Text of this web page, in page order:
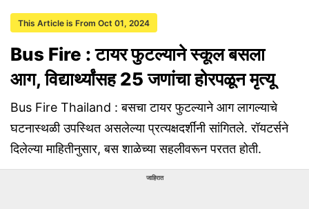
This Article is From Oct 01, 2024
Bus Fire : टायर फुटल्याने स्कूल बसला
आग, विद्यार्थ्यांसह 25 जणांचा होरपळून मृत्यू
Bus Fire Thailand : बसचा टायर फुटल्याने आग लागल्याचे
घटनास्थळी उपस्थित असलेल्या प्रत्यक्षदर्शींनी सांगितले. रॉयटर्सने
दिलेल्या माहितीनुसार, बस शाळेच्या सहलीवरून परतत होती.
जाहिरात